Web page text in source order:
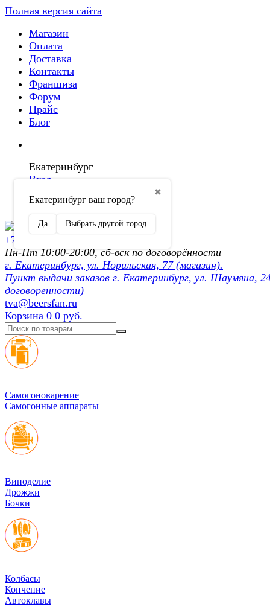
Полная версия сайта
Магазин
Оплата
Доставка
Контакты
Франшиза
Форум
Прайс
Блог
Екатеринбург
✖
Екатеринбург ваш город?
Да Выбрать другой город
Вход
Регистрация
+7 (902) 872-54-70
Пн-Пт 10:00-20:00, сб-вск по договорённости
г. Екатеринбург, ул. Норильская, 77 (магазин).
Пункт выдачи заказов г. Екатеринбург, ул. Шаумяна,
договоренности)
tva@beersfan.ru
Корзина 0 0 руб.
Cамогоноварение
Самогонные аппараты
Виноделие
Дрожжи
Бочки
Колбасы
Копчение
Автоклавы